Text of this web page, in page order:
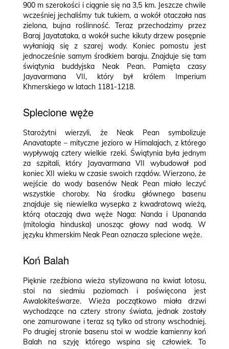
900 m szerokości i ciągnie się na 3,5 km. Jeszcze chwile
wcześniej jechaliśmy tuk tukiem, a wokół otaczała nas
zielona, bujna roślinność. Teraz przechodzimy przez
Baraj Jayatataka, a wokół suche kikuty drzew posępnie
wyłaniają się z szarej wody. Koniec pomostu jest
jednocześnie samym środkiem baraju. Znajduje się tam
świątynia buddyjska Neak Pean. Pamięta czasy
Jayavarmana VII, który był królem Imperium
Khmerskiego w latach 1181-1218.
Splecione węże
Starożytni wierzyli, że Neak Pean symbolizuje
Anavatapte – mityczne jezioro w Himalajach, z którego
wypływają cztery wielkie rzeki. Świątynia była jednym
za szpitali, który Jayavarmana VII wybudował pod
koniec XII wieku w czasie swoich rządów. Wierzono, że
wejście do wody basenów Neak Pean miało leczyć
wszystkie choroby. Na środku głównego basenu
znajduje się niewielka wysepka z kwadratową wieżą,
którą otaczają dwa węże Naga: Nanda i Upananda
(mitologia hinduska) unosząc głowy nad wodą. W
języku khmerskim Neak Pean oznacza splecione węże.
Koń Balah
Pięknie rzeźbiona wieża stylizowana na kwiat lotosu,
stoi na siedmiu poziomach i poświęcona jest
Awalokiteśwarze. Wieża początkowo miała drzwi
wychodzące na cztery strony świata, jednak zostały
one zamurowane i teraz są tylko od strony wschodniej.
Po drugiej stronie basenu stoi w wodzie kamienny koń
Balah na szyję którego wspina się człowiek. To